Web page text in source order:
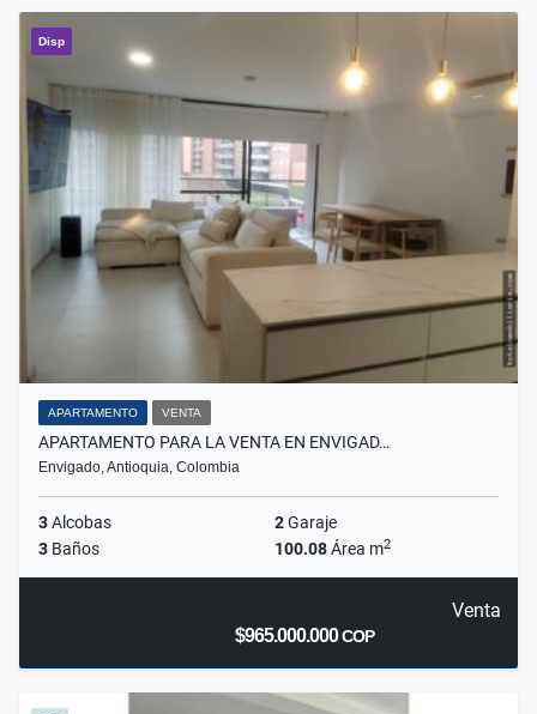
Disp
APARTAMENTO VENTA
APARTAMENTO PARA LA VENTA EN ENVIGAD…
Envigado, Antioquia, Colombia
3Alcobas 2Garaje
3 Baños 100.08Área m2
Venta
$965.000.000COP